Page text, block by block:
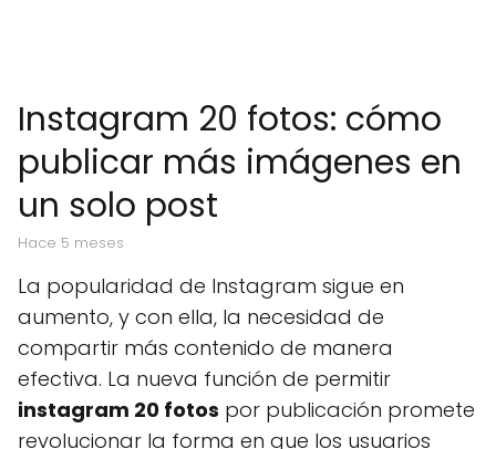
Instagram 20 fotos: cómo
publicar más imágenes en
un solo post
hace 5 meses
La popularidad de Instagram sigue en
aumento, y con ella, la necesidad de
compartir más contenido de manera
efectiva. La nueva función de permitir
instagram 20 fotos por publicación promete
revolucionar la forma en que los usuarios